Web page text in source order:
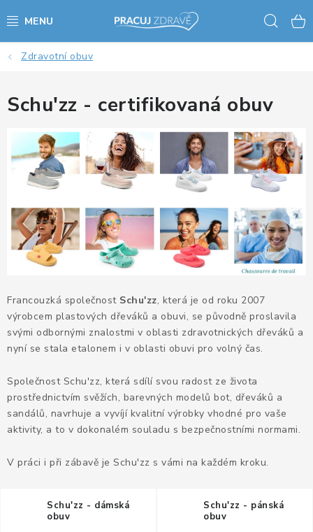
na
AKCE - SLEVY - VÝPRODEJ
STOLY A ŽIDLE
VÝŠKOVĚ NASTAVITELNÉ STOLY
KANCELÁŘSKÉ PSACÍ STOLY
NOHY KE STOLU A PODNOŽE
PŘÍSLUŠENSTVÍ KE STOLŮM
KANCELÁŘSKÉ ŽIDLE A KŘESLA
OBLÍBENÉ KATEGORIE
ZDRAVOTNÍ OBUV
PODSEDÁKY NA ŽIDLE
ZDRAVOTNICKÉ POMŮCKY
Zdravotní obuv
Schu'zz - certifikovaná obuv
Francouzká společnost Schu'zz, která je od roku 2007
výrobcem plastových dřeváků a obuvi, se původně proslavila
svými odbornými znalostmi v oblasti zdravotnických dřeváků a
nyní se stala etalonem i v oblasti obuvi pro volný čas.
Společnost Schu'zz, která sdílí svou radost ze života
prostřednictvím svěžích, barevných modelů bot, dřeváků a
sandálů, navrhuje a vyvíjí kvalitní výrobky vhodné pro vaše
aktivity, a to v dokonalém souladu s bezpečnostními normami.
V práci i při zábavě je Schu'zz s vámi na každém kroku.
Schu'zz - dámská
obuv
Schu'zz - pánská
obuv